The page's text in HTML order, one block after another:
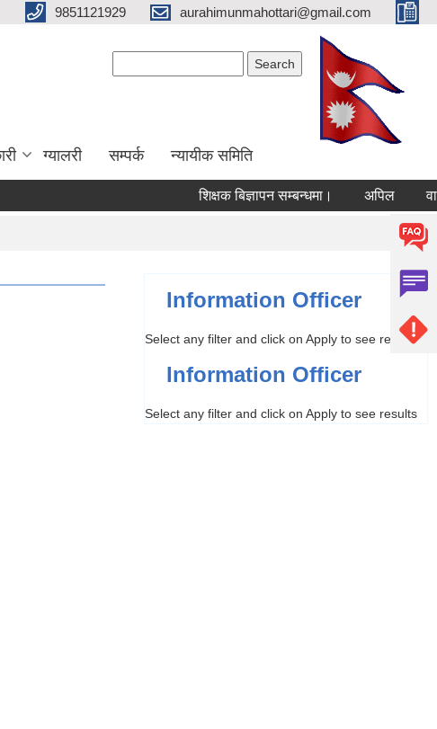
9851121929 aurahimunmahottari@gmail.com
ग्यालरी सम्पर्क न्यायीक समिति
शिक्षक बिज्ञापन सम्बन्धमा। अपिल
Information Officer
Select any filter and click on Apply to see results
Information Officer
Select any filter and click on Apply to see results